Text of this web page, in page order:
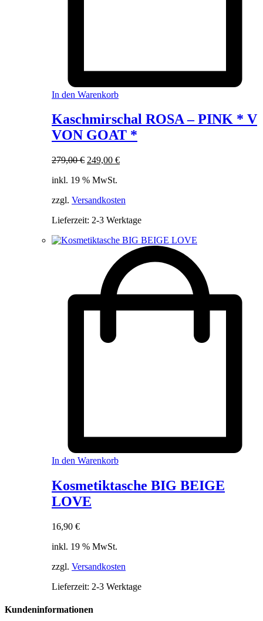
In den Warenkorb
Kaschmirschal ROSA – PINK * V
VON GOAT *
279,00€ Ursprünglicher
war:
249,00 €Aktueller
inkl. 19 % MwSt.
zzgl. Versandkosten
Lieferzeit: 2-3 Werktage
In den Warenkorb
Kosmetiktasche BIG BEIGE
LOVE
16,90 €
inkl. 19 % MwSt.
zzgl. Versandkosten
Lieferzeit: 2-3 Werktage
Kundeninformationen